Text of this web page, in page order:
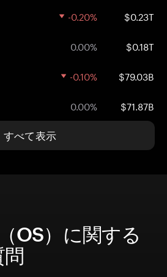
-0.20% $0.23T
0.00% $0.18T
-0.10% $79.03B
0.00% $71.87B
すべて表示
OS）に関する